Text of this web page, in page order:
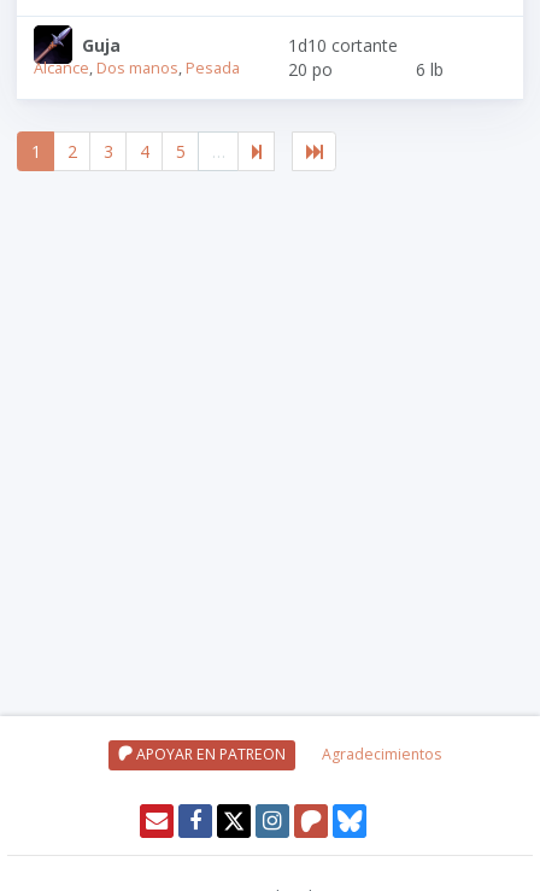
Guja 1d10 cortante
Alcance, Dos manos, Pesada 20 po 6 lb
1 2 3 4 5 …
APOYAR EN PATREON Agradecimientos